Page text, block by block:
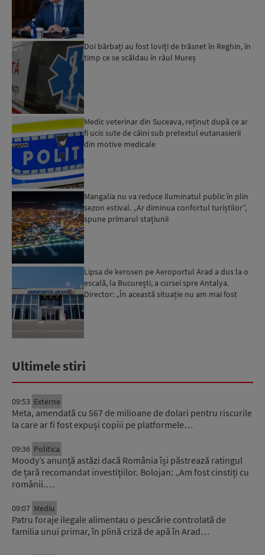
Doi bărbați au fost loviți de trăsnet în Reghin, în
timp ce se scăldau în râul Mureș
Medic veterinar din Suceava, reținut după ce ar
fi ucis sute de câini sub pretextul eutanasierii
din motive medicale
Mangalia nu va reduce iluminatul public în plin
sezon estival. „Ar diminua confortul turiștilor”,
spune primarul stațiunii
Lipsa de kerosen pe Aeroportul Arad a dus la o
escală, la București, a cursei spre Antalya.
Director: „În această situație nu am mai fost
Ultimele stiri
09:53 Externe
Meta, amendată cu 567 de milioane de dolari pentru riscurile
la care ar fi fost expuși copiii pe platformele…
09:36 Politica
Moody’s anunță astăzi dacă România își păstrează ratingul
de țară recomandat investițiilor. Bolojan: „Am fost cinstiți cu
românii.…
09:07 Mediu
Patru foraje ilegale alimentau o pescărie controlată de
familia unui primar, în plină criză de apă în Arad…